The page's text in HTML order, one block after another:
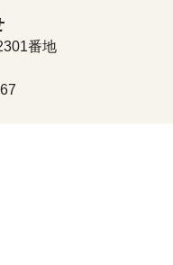
番地